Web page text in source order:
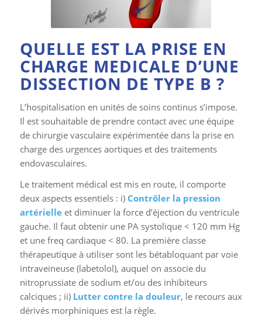
QUELLE EST LA PRISE EN
CHARGE MEDICALE D’UNE
DISSECTION DE TYPE B ?
L’hospitalisation en unités de soins continus s’impose.
Il est souhaitable de prendre contact avec une équipe
de chirurgie vasculaire expérimentée dans la prise en
charge des urgences aortiques et des traitements
endovasculaires.
Le traitement médical est mis en route, il comporte
deux aspects essentiels : i) Contrôler la pression
artérielleet diminuer la force d’éjection du ventricule
gauche. Il faut obtenir une PA systolique < 120 mm Hg
et une freq cardiaque < 80. La première classe
thérapeutique à utiliser sont les bétabloquant par voie
intraveineuse (labetolol), auquel on associe du
nitroprussiate de sodium et/ou des inhibiteurs
calciques ; ii) Lutter contre la douleur, le recours aux
dérivés morphiniques est la règle.